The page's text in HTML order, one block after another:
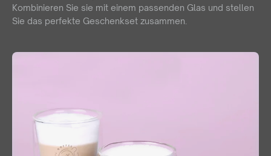
Kombinieren Sie sie mit einem passenden Glas und stellen
Sie das perfekte Geschenkset zusammen.